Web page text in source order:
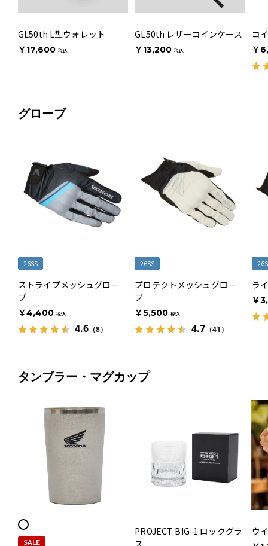
GL50th L型ウォレット
￥17,600 税込
GL50th レザーコインケース
￥13,200 税込
コ
￥
グローブ
26SS
ストライプメッシュグロー
ブ
￥4,400 税込
4.6 （8）
26SS
プロテクトメッシュグロー
ブ
￥5,500 税込
4.7 （41）
ラ
￥
タンブラー・マグカップ
SALE
PROJECT BIG-1 ロックグラ
ウ